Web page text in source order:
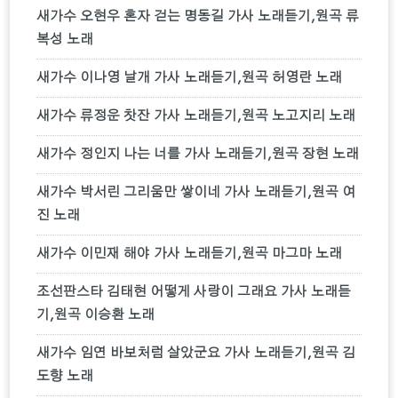
새가수 오현우 혼자 걷는 명동길 가사 노래듣기,원곡 류
복성 노래
새가수 이나영 날개 가사 노래듣기,원곡 허영란 노래
새가수 류정운 찻잔 가사 노래듣기,원곡 노고지리 노래
새가수 정인지 나는 너를 가사 노래듣기,원곡 장현 노래
새가수 박서린 그리움만 쌓이네 가사 노래듣기,원곡 여
진 노래
새가수 이민재 해야 가사 노래듣기,원곡 마그마 노래
조선판스타 김태현 어떻게 사랑이 그래요 가사 노래듣
기,원곡 이승환 노래
새가수 임연 바보처럼 살았군요 가사 노래듣기,원곡 김
도향 노래